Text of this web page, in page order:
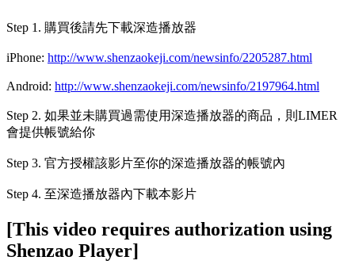
Step 1. 購買後請先下載深造播放器
iPhone: http://www.shenzaokeji.com/newsinfo/2205287.html
Android: http://www.shenzaokeji.com/newsinfo/2197964.html
Step 2. 如果並未購買過需使用深造播放器的商品，則LIMER
會提供帳號給你
Step 3. 官方授權該影片至你的深造播放器的帳號內
Step 4. 至深造播放器內下載本影片
[This video requires authorization using
Shenzao Player]